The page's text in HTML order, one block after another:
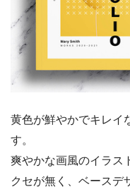
黄色が鮮やかでキレイ
す。
爽やかな画風のイラス
クセが無く、ベースデ